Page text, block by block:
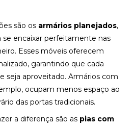
são os armários planejados,
se encaixar perfeitamente nas
Esses móveis oferecem
garantindo que cada
seja aproveitado. Armários com
ocupam menos espaço ao
das portas tradicionais.
a diferença são as pias com